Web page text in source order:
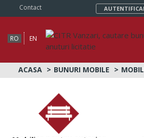
Contact
RO EN
ACASA BUNURI MOBILE